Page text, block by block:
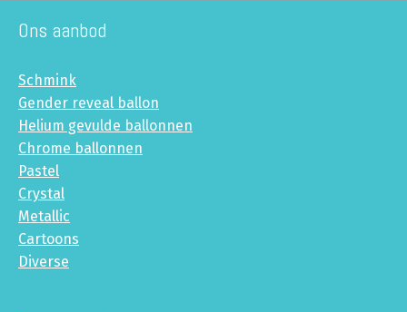
Ons aanbod
Schmink
Gender reveal ballon
Helium gevulde ballonnen
Chrome ballonnen
Pastel
Crystal
Metallic
Cartoons
Diverse